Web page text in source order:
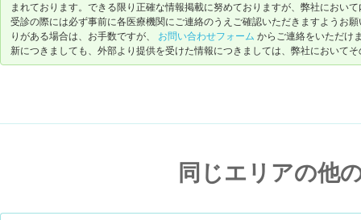
まれております。できる限り正確な情報掲載に努めておりますが、弊社におい
受診の際には必ず事前に各医療機関にご連絡のうえご確認いただきますようお
りがある場合は、お手数ですが、 お問い合わせフォーム からご連絡をいただけ
新につきましても、外部より提供を受けた情報につきましては、弊社において
同じエリアの他